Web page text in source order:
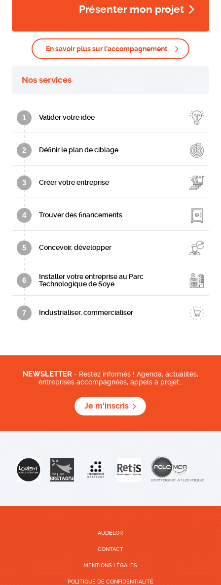
Présenter mon projet
En savoir plus sur l'accompagnement
Nos services
1 Valider votre idée
2 Définir le plan de ciblage
3 Créer votre entreprise
4 Trouver des financements
5 Concevoir, développer
6
Installer votre entreprise au Parc
Technologique de Soye
7 Industrialiser, commercialiser
NEWSLETTER - Restez informés ! Agenda, actualités,
entreprises accompagnées, appels à projet…
Je m'inscris
AUDÉLOR
CONTACT
MENTIONS LÉGALES
POLITIQUE DE CONFIDENTIALITÉ